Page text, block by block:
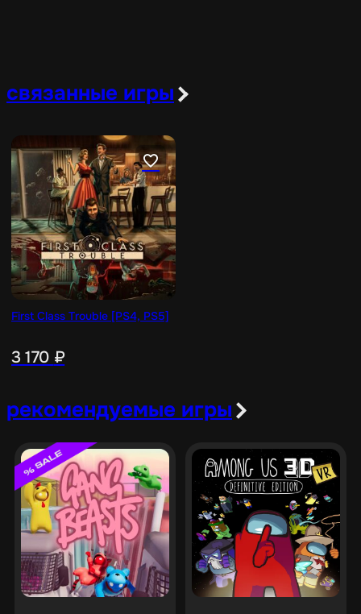
связанные игры
First Class Trouble [PS4, PS5]
3 170 ₽
рекомендуемые игры